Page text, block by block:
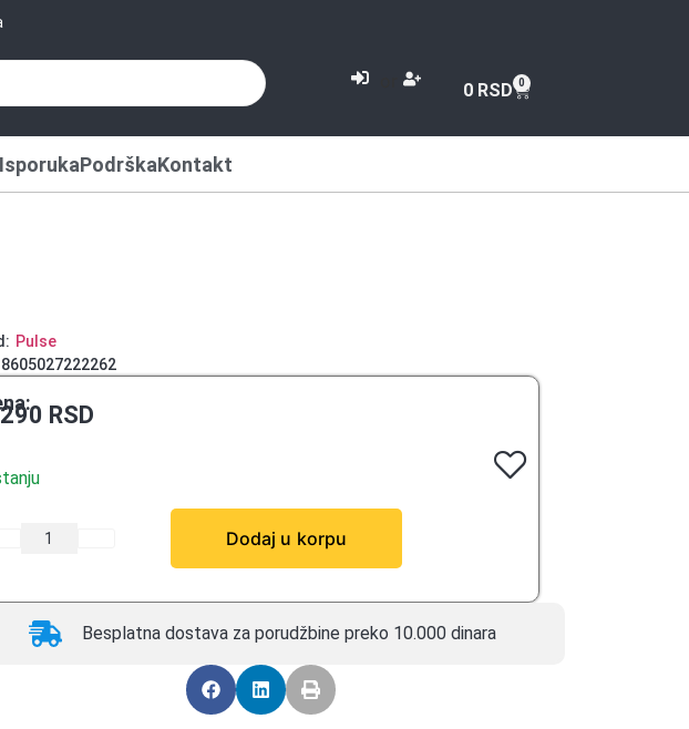
0 RSD 0
IsporukaPodrškaKontakt
Pulse
8605027222262
RSD
Dodaj u korpu
Besplatna dostava za porudžbine preko 10.000 dinara